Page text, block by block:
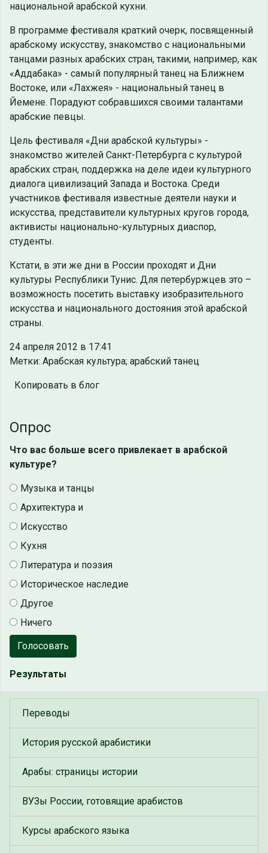
национальной арабской кухни.
В программе фестиваля краткий очерк, посвященный
арабскому искусству, знакомство с национальными
танцами разных арабских стран, такими, например, как
«Аддабака» - самый популярный танец на Ближнем
Востоке, или «Лахжея» - национальный танец в
Йемене. Порадуют собравшихся своими талантами
арабские певцы.
Цель фестиваля «Дни арабской культуры» -
знакомство жителей Санкт-Петербурга с культурой
арабских стран, поддержка на деле идеи культурного
диалога цивилизаций Запада и Востока. Среди
участников фестиваля известные деятели науки и
искусства, представители культурных кругов города,
активисты национально-культурных диаспор,
студенты.
Кстати, в эти же дни в России проходят и Дни
культуры Республики Тунис. Для петербуржцев это –
возможность посетить выставку изобразительного
искусства и национального достояния этой арабской
страны.
24 апреля 2012 в 17:41
Метки: Арабская культура; арабский танец
Копировать в блог
Опрос
Что вас больше всего привлекает в арабской
культуре?
Музыка и танцы
Архитектура и
Искусство
Кухня
Литература и поэзия
Историческое наследие
Другое
Ничего
Голосовать
Результаты
Переводы
История русской арабистики
Арабы: страницы истории
ВУЗы России, готовящие арабистов
Курсы арабского языка